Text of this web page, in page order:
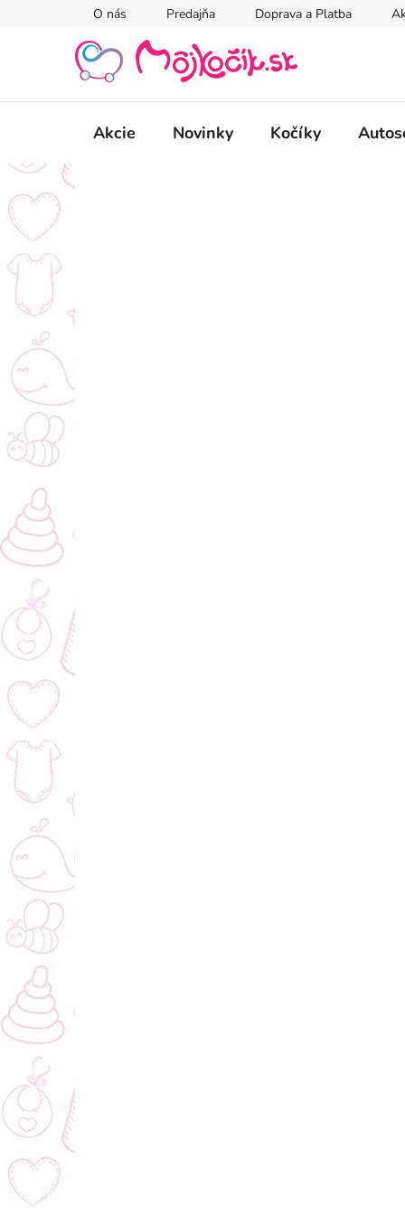
O nás Predajňa Doprava a Platba
Akcie Novinky Kočíky